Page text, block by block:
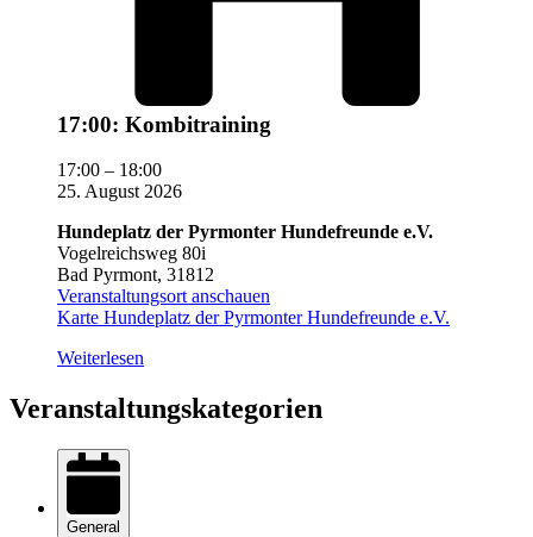
17:00: Kombitraining
17:00 – 18:00
25. August 2026
Hundeplatz der Pyrmonter Hundefreunde e.V.
Vogelreichsweg 80i
Bad Pyrmont, 31812
Veranstaltungsort anschauen
Karte Hundeplatz der Pyrmonter Hundefreunde e.V.
Weiterlesen
Veranstaltungskategorien
General